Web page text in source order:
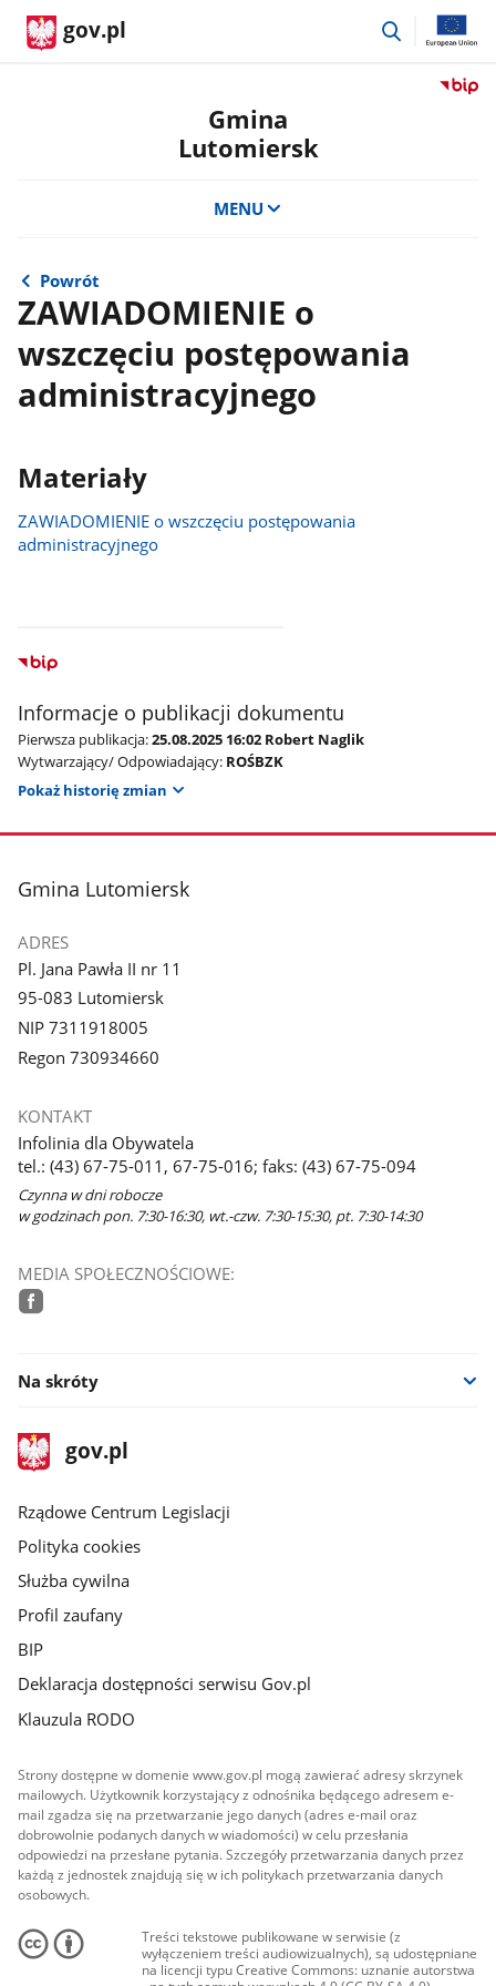
gov.pl
przejdź
Przejdź
Gmina
Lutomiersk
MENU
Powrót
ZAWIADOMIENIE o
wszczęciu postępowania
administracyjnego
Materiały
ZAWIADOMIENIE o wszczęciu postępowania
administracyjnego
Informacje o publikacji dokumentu
Pierwsza publikacja:25.08.2025 16:02 Robert Naglik
Wytwarzający/ Odpowiadający: ROŚBZK
Pokaż historię zmian
stopka
Gmina Lutomiersk
ADRES
Pl. Jana Pawła II nr 11
95-083 Lutomiersk
NIP 7311918005
Regon 730934660
KONTAKT
Infolinia dla Obywatela
tel.: (43) 67-75-011, 67-75-016; faks: (43) 67-75-094
Czynna w dni robocze
w godzinach pon. 7:30-16:30, wt.-czw. 7:30-15:30, pt. 7:30-14:30
MEDIA SPOŁECZNOŚCIOWE:
Na skróty
stopka
gov.plStrona
gov.pl
Rządowe Centrum Legislacji
Polityka cookies
Służba cywilna
Profil zaufany
BIP
Deklaracja dostępności serwisu Gov.pl
Klauzula RODO
Strony dostępne w domenie www.gov.pl mogą zawierać adresy skrzynek
mailowych. Użytkownik korzystający z odnośnika będącego adresem e-
mail zgadza się na przetwarzanie jego danych (adres e-mail oraz
dobrowolnie podanych danych w wiadomości) w celu przesłania
odpowiedzi na przesłane pytania. Szczegóły przetwarzania danych przez
każdą z jednostek znajdują się w ich politykach przetwarzania danych
osobowych.
Treści tekstowe publikowane w serwisie (z
wyłączeniem treści audiowizualnych), są udostępniane
na licencji typu Creative Commons: uznanie autorstwa